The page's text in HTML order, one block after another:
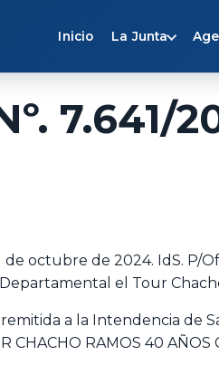
Inicio La Junta
7.641/
de octubre de 2024. IdS. P/
el Tour
a la Intendencia de
RAMOS 40 AÑOS